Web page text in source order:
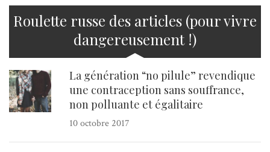
Roulette russe des articles (pour vivre
dangereusement !)
La génération “no pilule” revendique
une contraception sans souffrance,
non polluante et égalitaire
10 octobre 2017